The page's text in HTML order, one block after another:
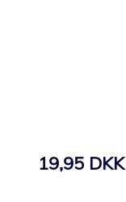
19,95 DKK